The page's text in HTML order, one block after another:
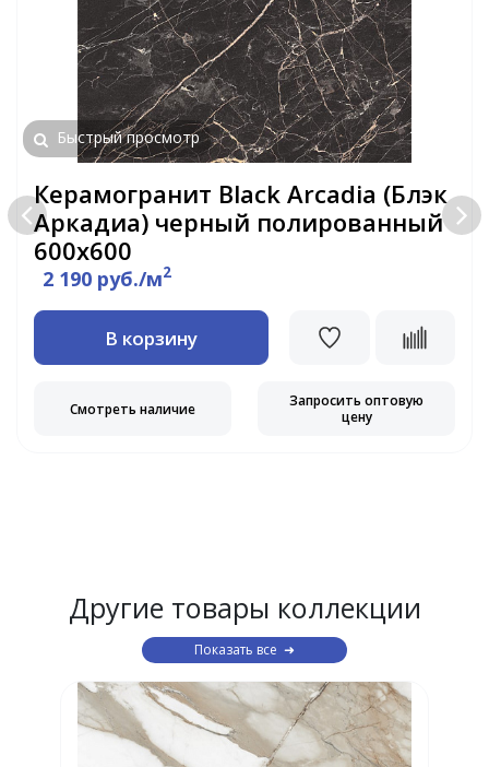
Быстрый просмотр
Керамогранит Black Arcadia (Блэк
Аркадиа) черный полированный
600х600
2 190 руб./м2
В корзину
Смотреть наличие
Запросить оптовую
цену
Другие товары коллекции
Показать все